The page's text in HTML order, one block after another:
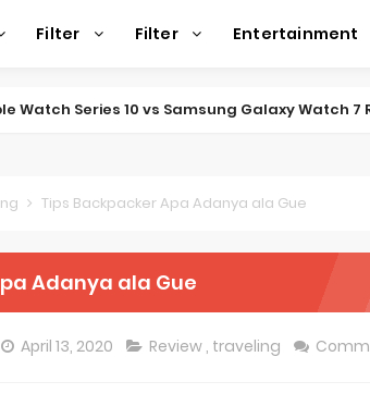
Filter Filter Entertainment
Lengkap Amazfit Balance 2
Lengkap Huawei Watch GT 5 Pro
Lengkap Samsung Galaxy Watch 7
Regulasi Merek Dagang
Tips Backpacker Apa Adanya ala Gue
Adanya ala Gue
April 13, 2020 Review , traveling